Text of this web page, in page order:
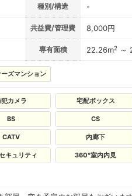
種別/構造 -
共益費/管理費 8,000円
専有面積 22.26m2 ～
ズマンション
犯カメラ 宅配ボックス
BS CS
CATV 内廊下
キュリティ 360°室内内見